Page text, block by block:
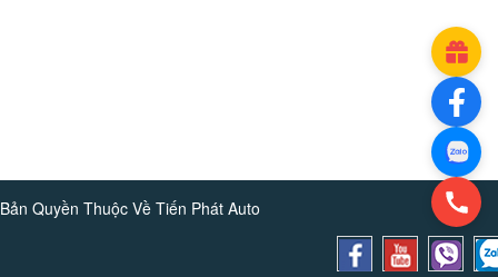
Bản Quyền Thuộc Về Tiến Phát Auto